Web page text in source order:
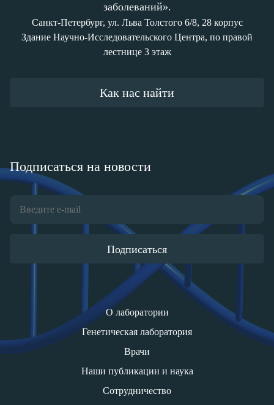
заболеваний».
Санкт-Петербург, ул. Льва Толстого 6/8, 28 корпус
Здание Научно-Исследовательского Центра, по правой
лестнице 3 этаж
Как нас найти
Подписаться на новости
Подписаться
О лаборатории
Генетическая лаборатория
Врачи
Наши публикации и наука
Сотрудничество